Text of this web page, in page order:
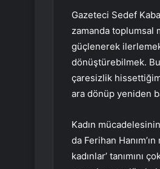
Gazeteci Sedef
zamanda toplumsal
güçlenerek
dönüştürebilmek. Bu
çaresizlik
ara dönüp yeniden
Kadın
da Ferihan
kadınlar’ tanımını